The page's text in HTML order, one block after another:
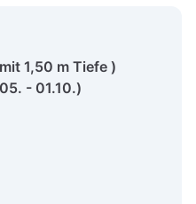
1,50 m Tiefe )
- 01.10.)